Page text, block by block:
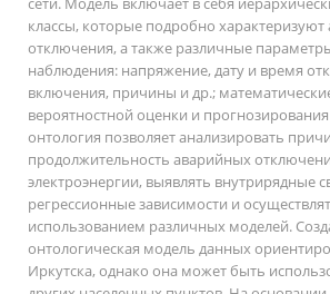
классы, которые подробно
отключения, а также различные
наблюдения: напряжение, дату и время
включения, причины и др.;
вероятностной оценки и
онтология позволяет анализировать
продолжительность аварийных
электроэнергии, выявлять внутрирядные
регрессионные зависимости и
использованием различных моделей.
онтологическая модель данных
Иркутска, однако она может быть